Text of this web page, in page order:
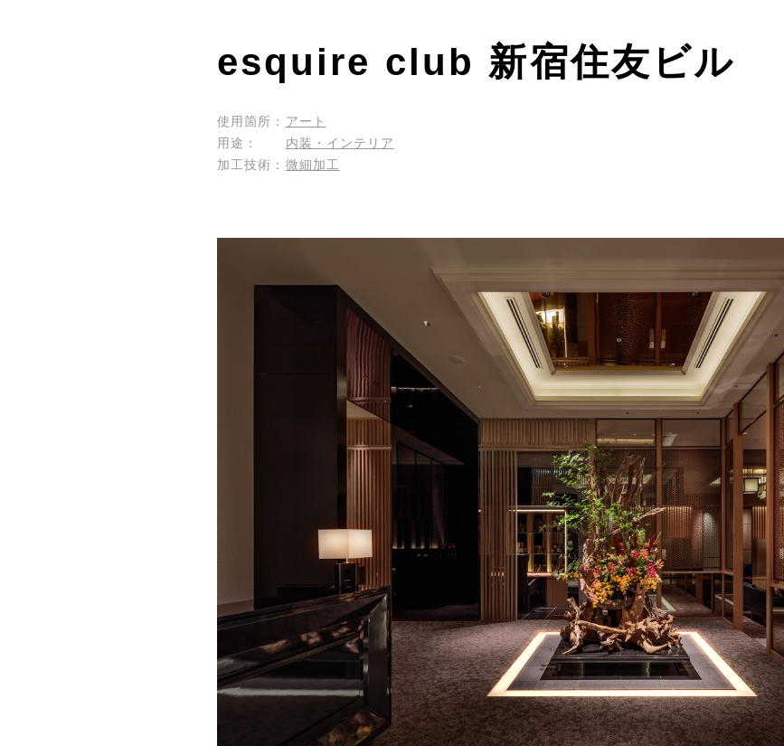
esquire club 新宿住友ビル
使用箇所： アート
用途：
内装・インテリア
加工技術： 微細加工